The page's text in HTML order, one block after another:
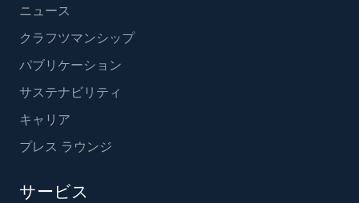
ニュース
クラフツマンシップ
パブリケーション
サステナビリティ
キャリア
プレス ラウンジ
サービス